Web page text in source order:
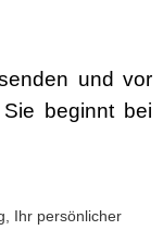
und vor
beginnt bei